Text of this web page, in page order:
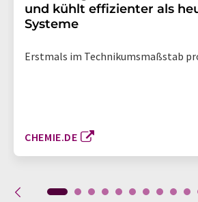
und kühlt effizienter als
Systeme
Erstmals im Technikumsmaßstab
CHEMIE.DE